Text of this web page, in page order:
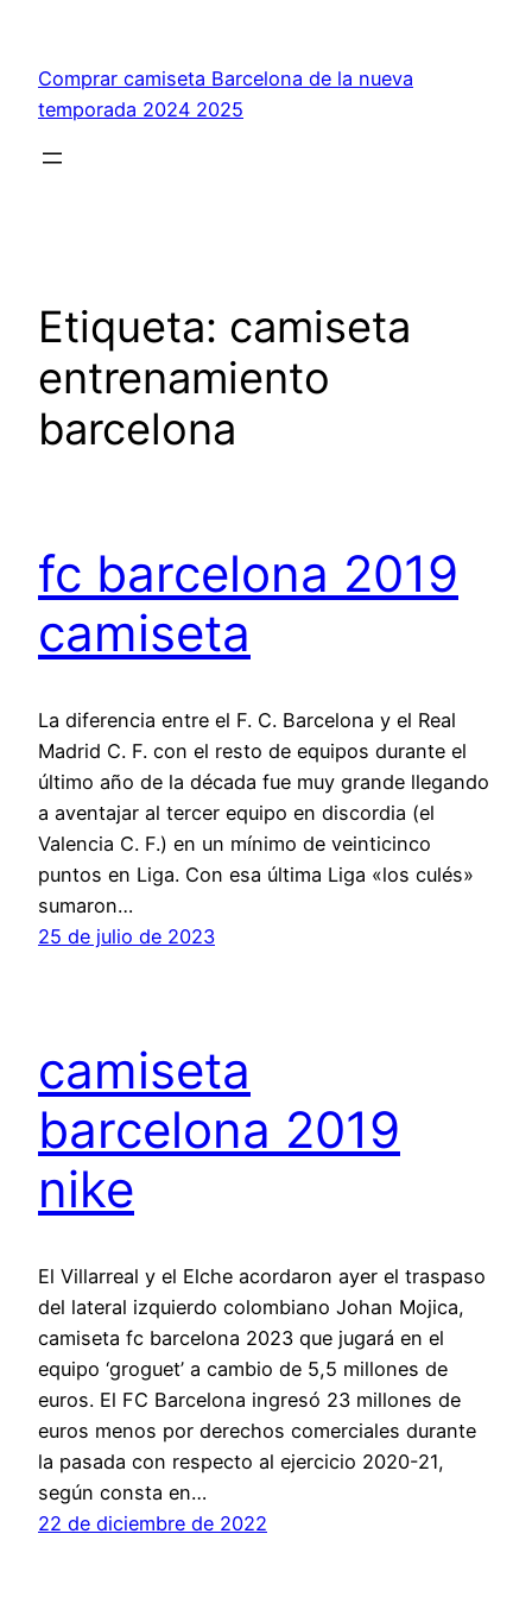
contenido
Comprar camiseta Barcelona de la nueva
temporada 2024 2025
Etiqueta: camiseta
entrenamiento
barcelona
fc barcelona 2019
camiseta
La diferencia entre el F. C. Barcelona y el Real
Madrid C. F. con el resto de equipos durante el
último año de la década fue muy grande llegando
a aventajar al tercer equipo en discordia (el
Valencia C. F.) en un mínimo de veinticinco
puntos en Liga. Con esa última Liga «los culés»
sumaron…
25 de julio de 2023
camiseta
barcelona 2019
nike
El Villarreal y el Elche acordaron ayer el traspaso
del lateral izquierdo colombiano Johan Mojica,
camiseta fc barcelona 2023 que jugará en el
equipo ‘groguet’ a cambio de 5,5 millones de
euros. El FC Barcelona ingresó 23 millones de
euros menos por derechos comerciales durante
la pasada con respecto al ejercicio 2020-21,
según consta en…
22 de diciembre de 2022